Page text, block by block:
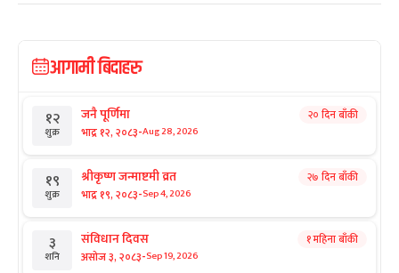
आगामी बिदाहरु
१२
शुक्र
जनै पूर्णिमा
भाद्र १२, २०८३-Aug 28, 2026
२० दिन बाँकी
१९
शुक्र
श्रीकृष्ण जन्माष्टमी व्रत
भाद्र १९, २०८३-Sep 4, 2026
२७ दिन बाँकी
३
शनि
संविधान दिवस
असोज ३, २०८३-Sep 19, 2026
१ महिना बाँकी